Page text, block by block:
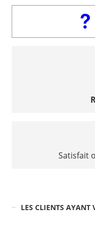
Satisfait
LES CLIENTS AYANT